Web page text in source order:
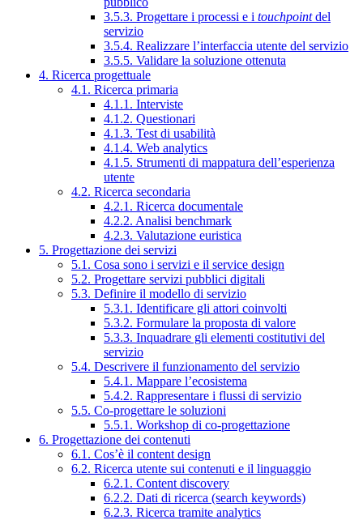
3.5.3. Progettare i processi e i touchpointdel
servizio
3.5.4. Realizzare l’interfaccia utente del servizio
3.5.5. Validare la soluzione ottenuta
4. Ricerca progettuale
4.1. Ricerca primaria
4.1.1. Interviste
4.1.2. Questionari
4.1.3. Test di usabilità
4.1.4. Web analytics
4.1.5. Strumenti di mappatura dell’esperienza
utente
4.2. Ricerca secondaria
4.2.1. Ricerca documentale
4.2.2. Analisi benchmark
4.2.3. Valutazione euristica
5. Progettazione dei servizi
5.1. Cosa sono i servizi e il service design
5.2. Progettare servizi pubblici digitali
5.3. Definire il modello di servizio
5.3.1. Identificare gli attori coinvolti
5.3.2. Formulare la proposta di valore
5.3.3. Inquadrare gli elementi costitutivi del
servizio
5.4. Descrivere il funzionamento del servizio
5.4.1. Mappare l’ecosistema
5.4.2. Rappresentare i flussi di servizio
5.5. Co-progettare le soluzioni
5.5.1. Workshop di co-progettazione
6. Progettazione dei contenuti
6.1. Cos’è il content design
6.2. Ricerca utente sui contenuti e il linguaggio
6.2.1. Content discovery
6.2.2. Dati di ricerca (search keywords)
6.2.3. Ricerca tramite analytics